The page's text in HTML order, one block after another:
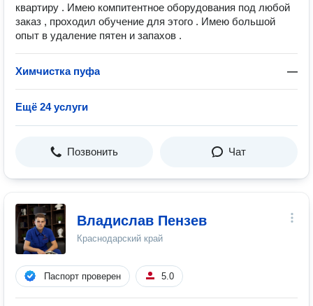
квартиру . Имею компитентное оборудования под любой
заказ , проходил обучение для этого . Имею большой
опыт в удаление пятен и запахов .
Химчистка пуфа —
Ещё 24 услуги
Позвонить Чат
Владислав Пензев
Краснодарский край
Паспорт проверен 5.0